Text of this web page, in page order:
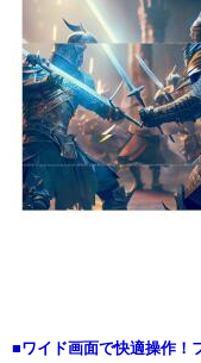
■ワイド画面で快適操作！